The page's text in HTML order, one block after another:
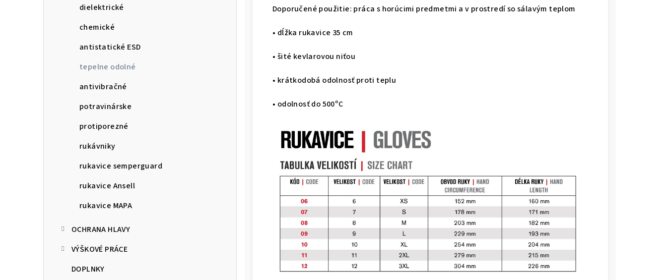
dielektrické
chemické
antistatické ESD
tepelne odolné
antivibračné
potravinárske
protiporezné
rukávniky
rukavice semperguard
rukavice Ansell
rukavice MAPA
OCHRANA HLAVY
VÝŠKOVÉ PRÁCE
DOPLNKY
Doporučené použitie: práca s horúcimi predmetmi a v prostredí so sálavým teplom
• dĺžka rukavice 35 cm
• šité kevlarovou niťou
• krátkodobá odolnosť proti teplu
• odolnosť do 500ºC